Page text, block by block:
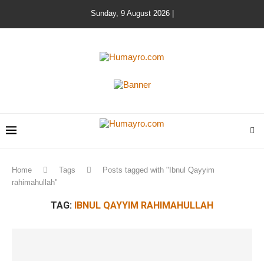
Sunday, 9 August 2026 |
Home Tags
Posts tagged with "Ibnul Qayyim
rahimahullah"
TAG: IBNUL QAYYIM RAHIMAHULLAH